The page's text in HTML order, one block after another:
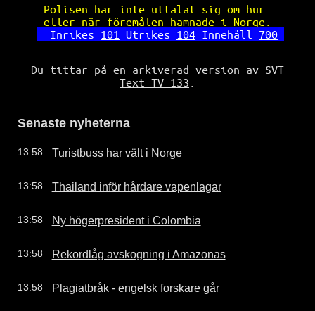
Polisen har inte uttalat sig om hur
eller när föremålen hamnade i Norge.
Inrikes 101 Utrikes 104 Innehåll 700
Du tittar på en arkiverad version av SVT
Text TV 133
Senaste nyheterna
13:58 Turistbuss har vält i Norge
13:58 Thailand inför hårdare vapenlagar
13:58 Ny högerpresident i Colombia
13:58 Rekordlåg avskogning i Amazonas
13:58 Plagiatbråk - engelsk forskare går